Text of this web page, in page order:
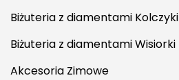
Biżuteria z diamentami Kolczyki
Biżuteria z diamentami Wisiorki
Akcesoria Zimowe